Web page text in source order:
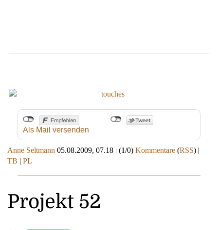
Als Mail versenden
Anne Seltmann 05.08.2009, 07.18 (1/0) Kommentare (RSS) |
TB
PL
Projekt 52